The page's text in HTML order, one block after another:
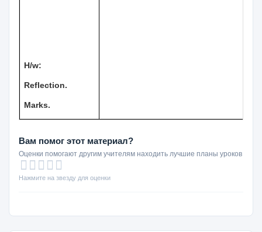
H/w:
Reflection.
Marks.
Вам помог этот материал?
Оценки помогают другим учителям находить лучшие планы уроков
Нажмите на звезду для оценки